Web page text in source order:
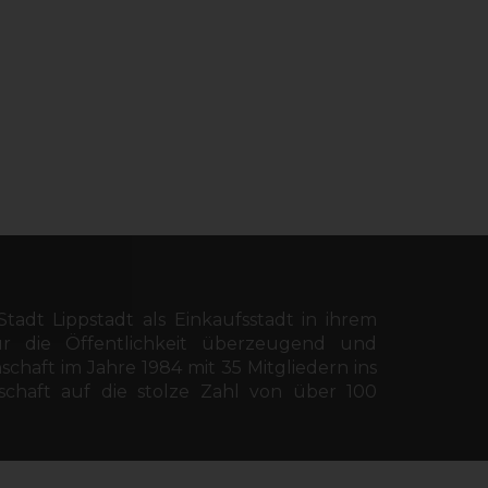
Lippstadt als Einkaufsstadt in ihrem
die Öffentlichkeit überzeugend und
im Jahre 1984 mit 35 Mitgliedern ins
auf die stolze Zahl von über 100